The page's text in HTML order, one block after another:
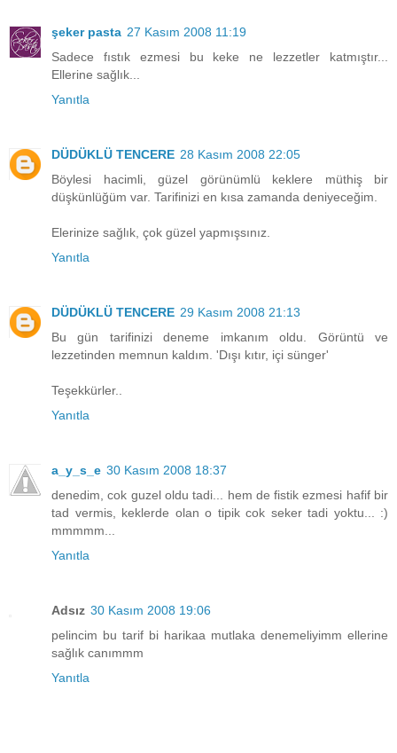
şeker pasta 27 Kasım 2008 11:19
Sadece fıstık ezmesi bu keke ne lezzetler katmıştır...
Ellerine sağlık...
Yanıtla
DÜDÜKLÜ TENCERE 28 Kasım 2008 22:05
Böylesi hacimli, güzel görünümlü keklere müthiş bir
düşkünlüğüm var. Tarifinizi en kısa zamanda deniyeceğim.
Elerinize sağlık, çok güzel yapmışsınız.
Yanıtla
DÜDÜKLÜ TENCERE 29 Kasım 2008 21:13
Bu gün tarifinizi deneme imkanım oldu. Görüntü ve
lezzetinden memnun kaldım. 'Dışı kıtır, içi sünger'
Teşekkürler..
Yanıtla
a_y_s_e 30 Kasım 2008 18:37
denedim, cok guzel oldu tadi... hem de fistik ezmesi hafif bir
tad vermis, keklerde olan o tipik cok seker tadi yoktu... :)
mmmmm...
Yanıtla
Adsız 30 Kasım 2008 19:06
pelincim bu tarif bi harikaa mutlaka denemeliyimm ellerine
sağlık canımmm
Yanıtla